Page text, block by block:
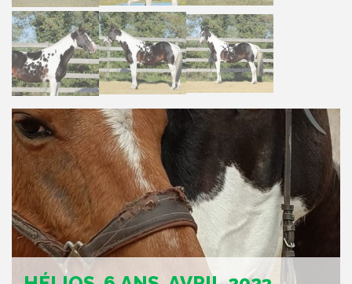
HÉLIOS, 6 ANS, AVRIL 2023